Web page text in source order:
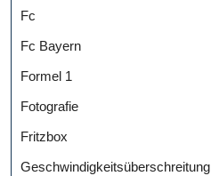
Fc
Fc Bayern
Formel 1
Fotografie
Fritzbox
Geschwindigkeitsüberschreitung